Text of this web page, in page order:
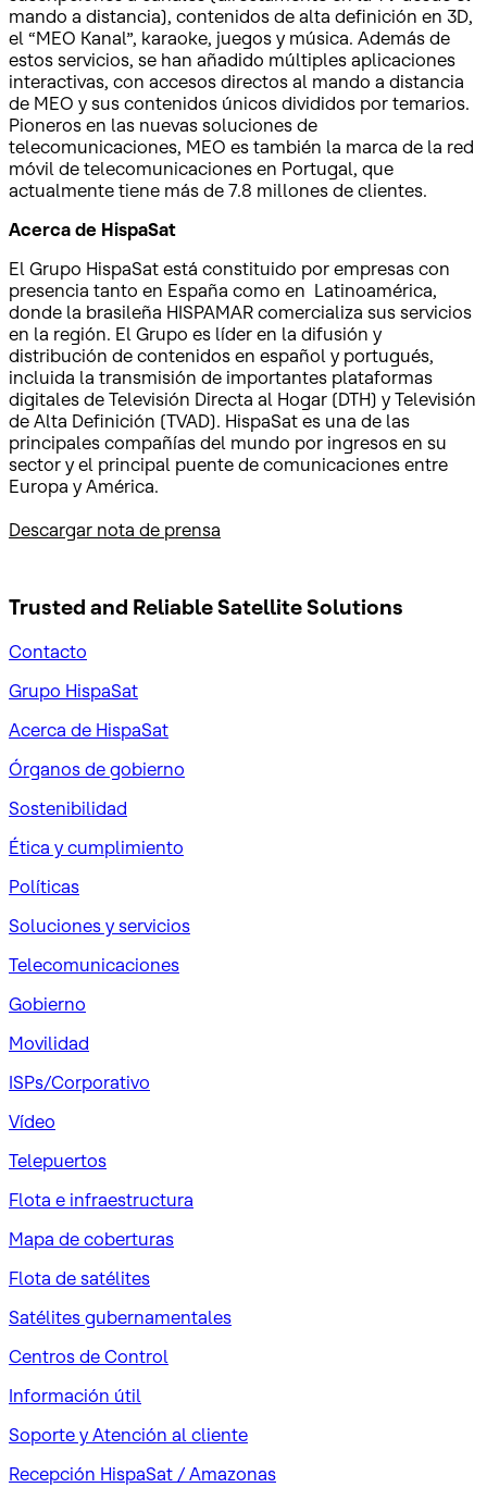
mando a distancia), contenidos de alta definición en 3D,
el “MEO Kanal”, karaoke, juegos y música. Además de
estos servicios, se han añadido múltiples aplicaciones
interactivas, con accesos directos al mando a distancia
de MEO y sus contenidos únicos divididos por temarios.
Pioneros en las nuevas soluciones de
telecomunicaciones, MEO es también la marca de la red
móvil de telecomunicaciones en Portugal, que
actualmente tiene más de 7.8 millones de clientes.
Acerca de HispaSat
El Grupo HispaSat está constituido por empresas con
presencia tanto en España como en Latinoamérica,
donde la brasileña HISPAMAR comercializa sus servicios
en la región. El Grupo es líder en la difusión y
distribución de contenidos en español y portugués,
incluida la transmisión de importantes plataformas
digitales de Televisión Directa al Hogar (DTH) y Televisión
de Alta Definición (TVAD). HispaSat es una de las
principales compañías del mundo por ingresos en su
sector y el principal puente de comunicaciones entre
Europa y América.
Descargar nota de prensa
Trusted and ReliableSatellite Solutions
Contacto
Grupo HispaSat
Acerca de HispaSat
Órganos de gobierno
Sostenibilidad
Ética y cumplimiento
Políticas
Soluciones y servicios
Telecomunicaciones
Gobierno
Movilidad
ISPs/Corporativo
Vídeo
Telepuertos
Flota e infraestructura
Mapa de coberturas
Flota de satélites
Satélites gubernamentales
Centros de Control
Información útil
Soporte y Atención al cliente
Recepción HispaSat / Amazonas